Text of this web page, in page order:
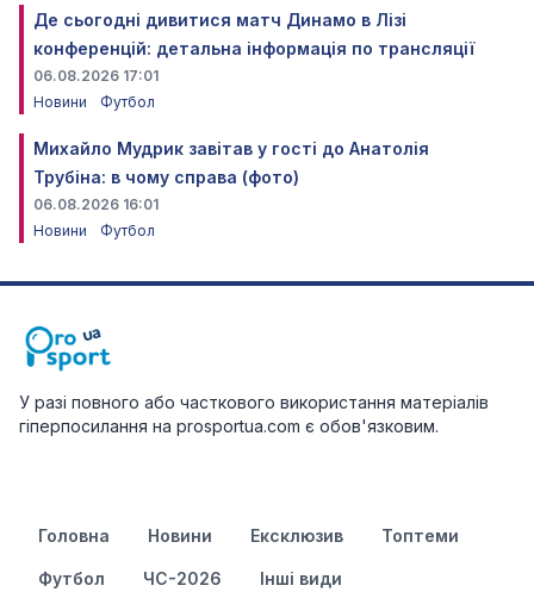
Де сьогодні дивитися матч Динамо в Лізі
конференцій: детальна інформація по трансляції
06.08.2026 17:01
Новини
Футбол
Михайло Мудрик завітав у гості до Анатолія
Трубіна: в чому справа (фото)
06.08.2026 16:01
Новини
Футбол
У разі повного або часткового використання матеріалів
гіперпосилання на prosportua.com є обов'язковим.
Головна Новини Ексклюзив Топтеми
Футбол ЧС-2026 Інші види